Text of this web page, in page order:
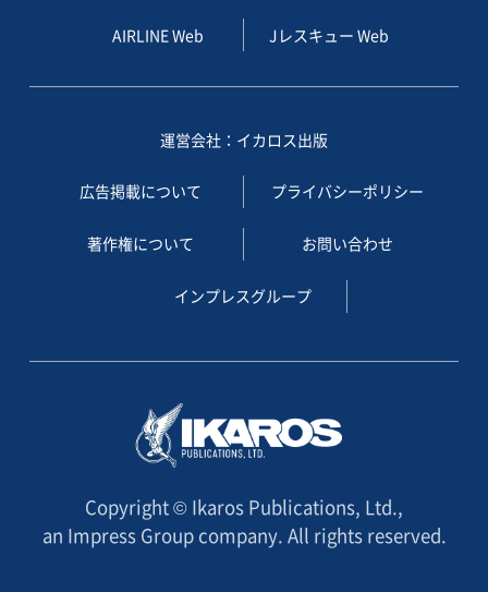
AIRLINE Web Jレスキュー Web
運営会社：イカロス出版
広告掲載について プライバシーポリシー
著作権について お問い合わせ
インプレスグループ
Copyright © Ikaros Publications, Ltd.,
an Impress Group company. All rights reserved.